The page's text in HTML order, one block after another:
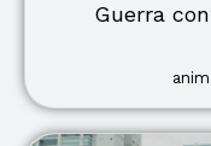
Guerra